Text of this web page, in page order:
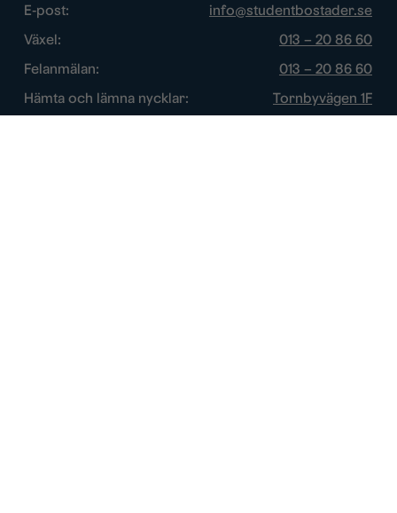
E-post:
info@studentbostader.se
Växel:
013 – 20 86 60
Felanmälan:
013 – 20 86 60
Hämta och lämna nycklar:
Tornbyvägen 1F